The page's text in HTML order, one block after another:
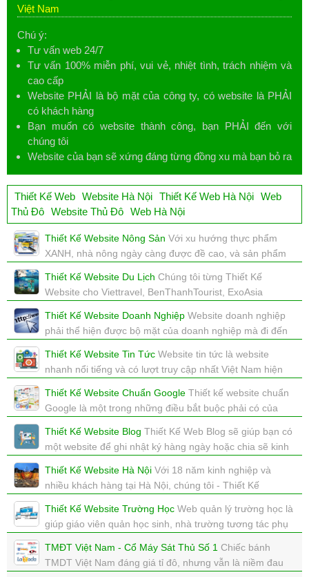
Việt Nam
Chú ý:
Tư vấn web 24/7
Tư vấn 100% miễn phí, vui vẻ, nhiệt tình, trách nhiệm và
cao cấp
Website PHẢI là bộ mặt của công ty, có website là PHẢI
có khách hàng
Bạn muốn có website thành công, bạn PHẢI đến với
chúng tôi
Website của bạn sẽ xứng đáng từng đồng xu mà bạn bỏ ra
Thiết Kế Web Website Hà Nội Thiết Kế Web Hà Nội Web
Thủ Đô Website Thủ Đô Web Hà Nội
Thiết Kế Website Nông Sản Với xu hướng thực phẩm
XANH, nhà nông ngày càng được đề cao, và sản phẩm
xem: 3317 | cập nhật: 16/12/2017 16:04
Thiết Kế Website Du Lịch Chúng tôi từng Thiết Kế
Website cho Viettravel, BenThanhTourist, ExoAsia
tuyệt vời.
xem: 3855 | cập nhật: 16/12/2017 15:46
Thiết Kế Website Doanh Nghiệp Website doanh nghiệp
phải thể hiện được bộ mặt của doanh nghiệp mà đi đến
Thiết Kế Website Tin Tức Website tin tức là website
nhanh nổi tiếng và có lượt truy cập nhất Việt Nam hiện
Thiết Kế Website Chuẩn Google Thiết kế website chuẩn
Google là một trong những điều bắt buộc phải có của
xem: 2985 | cập nhật: 16/12/2017 15:41
Thiết Kế Website Blog Thiết Kế Web Blog sẽ giúp bạn có
một website để ghi nhật ký hàng ngày hoặc chia sẽ kinh
xem: 2807 | cập nhật: 08/08/2017 18:19
Thiết Kế Website Hà Nội Với 18 năm kinh nghiệp và
nhiều khách hàng tại Hà Nội, chúng tôi - Thiết Kế
xem: 2525 | cập nhật: 06/08/2017 16:04
Thiết Kế Website Trường Học Web quản lý trường học là
giúp giáo viên quản học sinh, nhà trường tương tác phụ
xem: 3314 | cập nhật: 04/08/2017 13:39
TMĐT Việt Nam - Cổ Máy Sát Thủ Số 1 Chiếc bánh
TMDT Việt Nam đáng giá tỉ đô, nhưng vẫn là niềm đau